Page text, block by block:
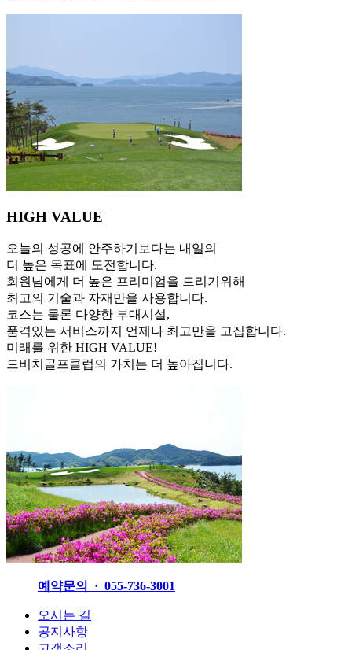
HIGH VALUE
오늘의 성공에 안주하기보다는 내일의
더 높은 목표에 도전합니다.
회원님에게 더 높은 프리미엄을 드리기위해
최고의 기술과 자재만을 사용합니다.
코스는 물론 다양한 부대시설,
품격있는 서비스까지 언제나 최고만을 고집합니다.
미래를 위한 HIGH VALUE!
드비치골프클럽의 가치는 더 높아집니다.
예약문의 · 055-736-3001
오시는 길
공지사항